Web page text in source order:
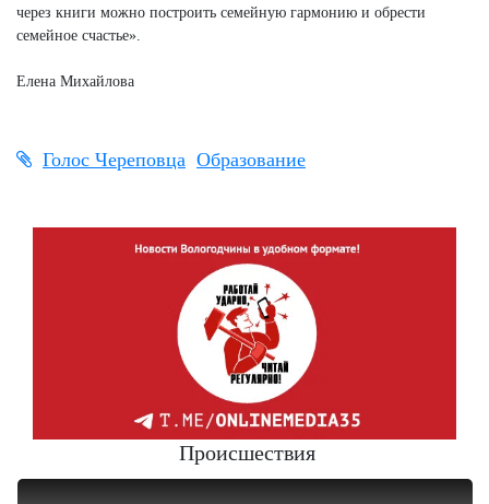
через книги можно построить семейную гармонию и обрести
семейное счастье».
Елена Михайлова
Голос Череповца Образование
Происшествия